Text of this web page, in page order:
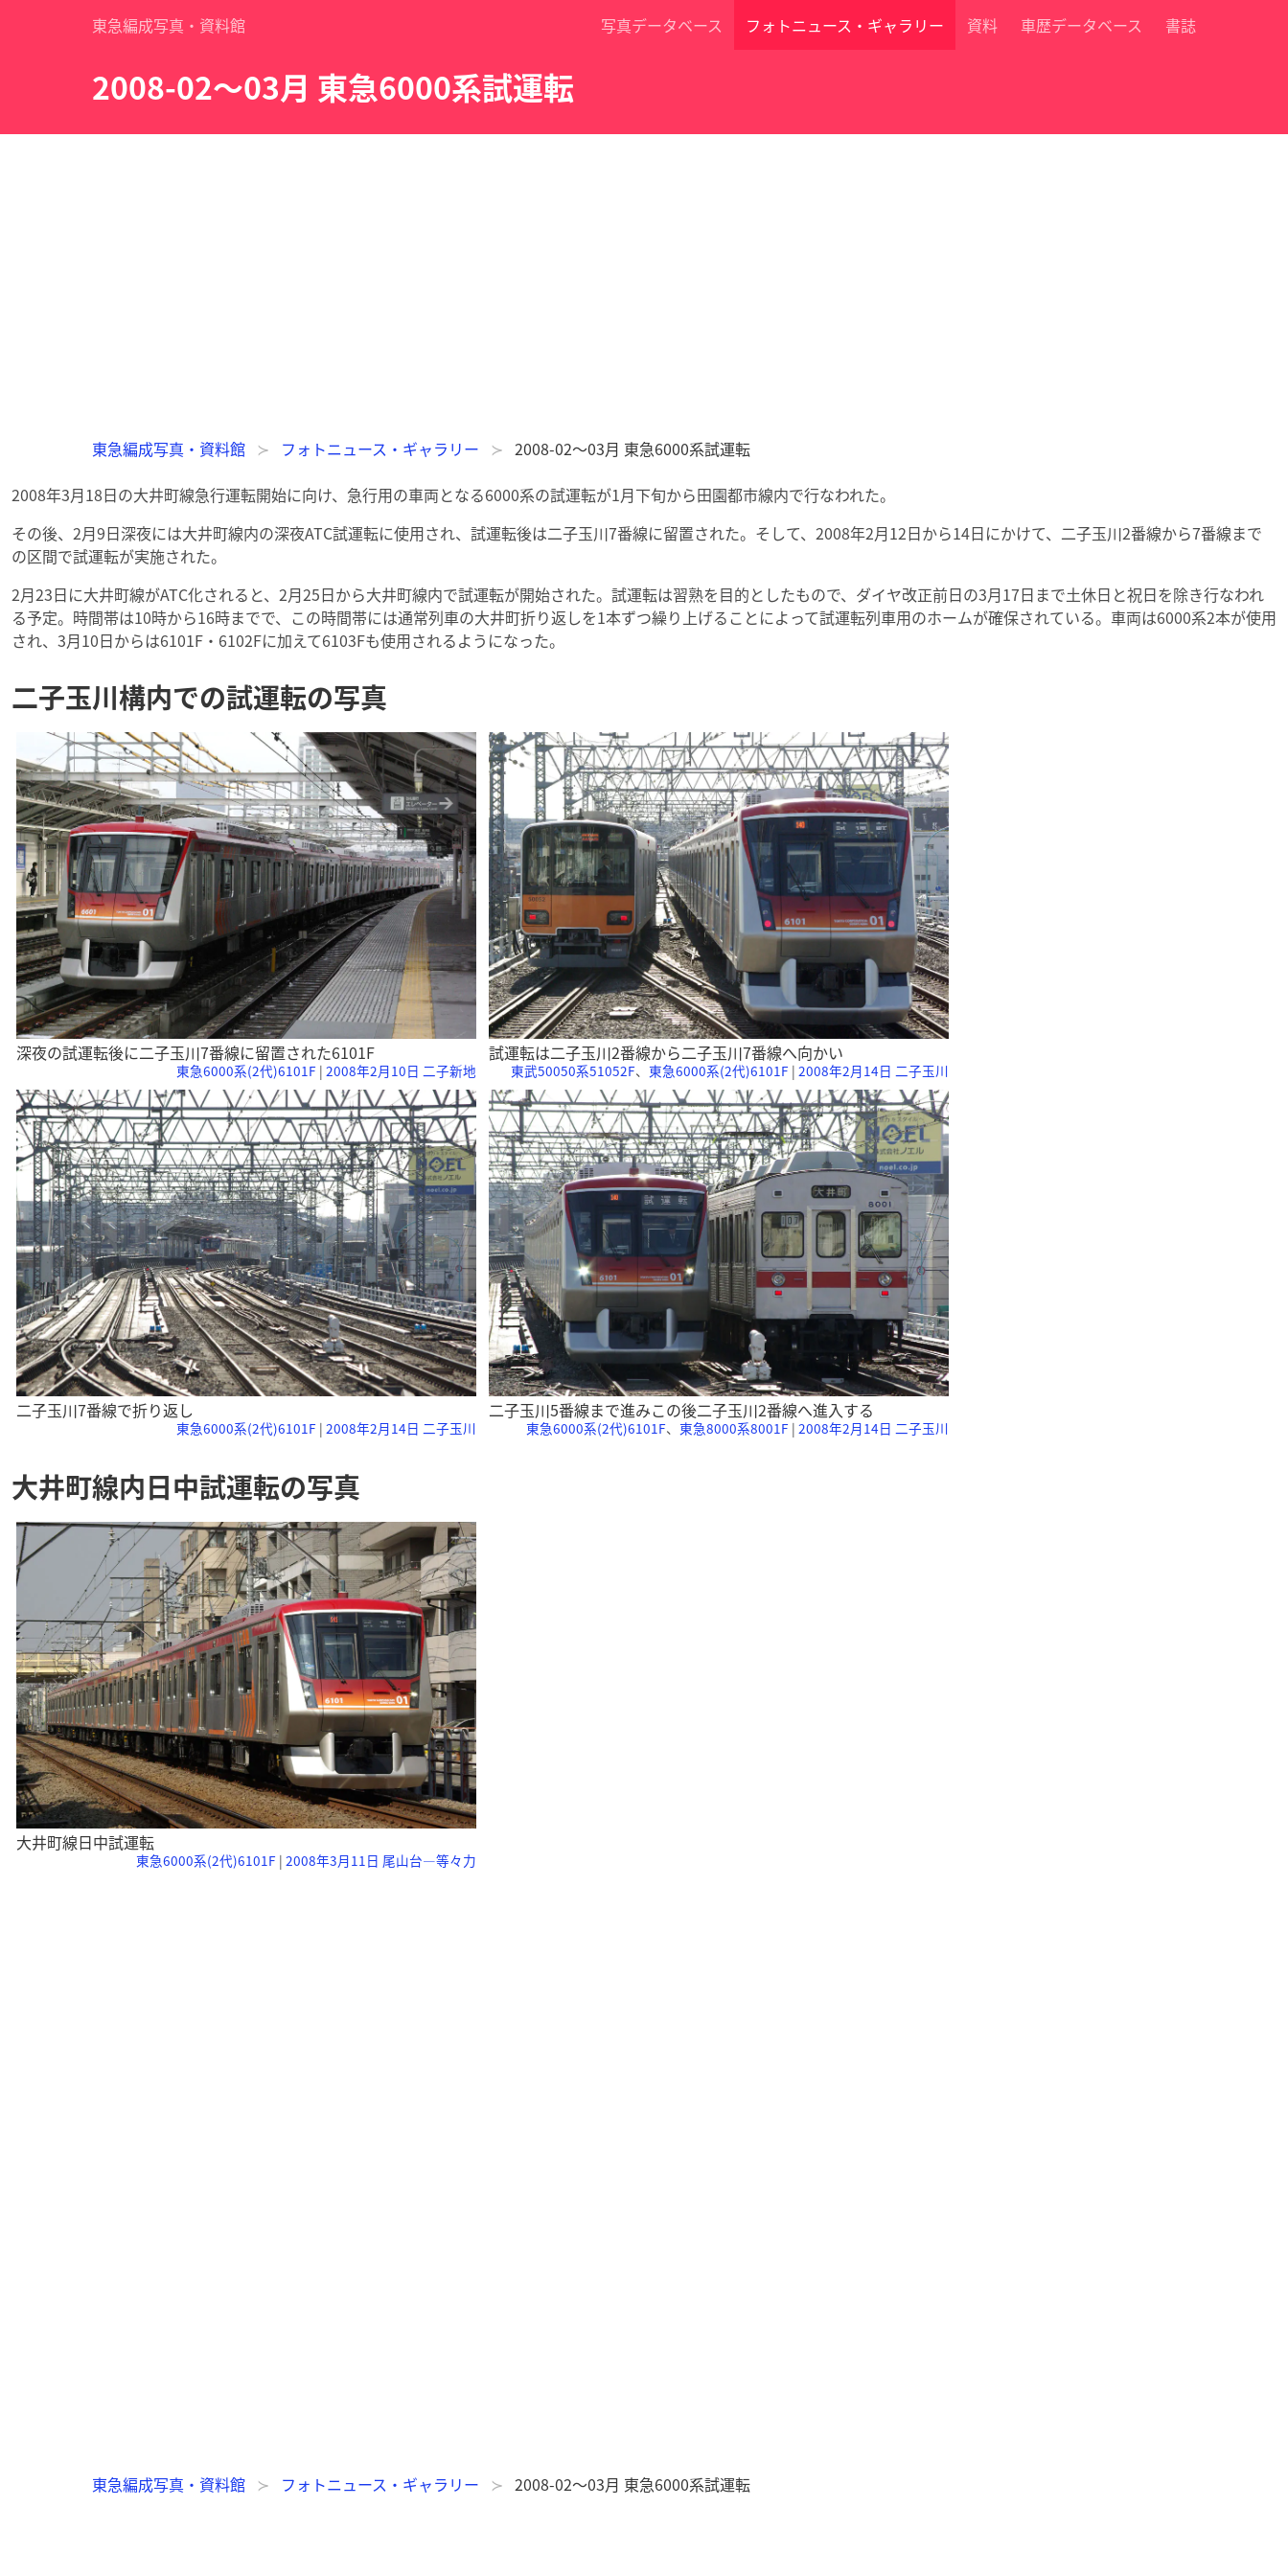
東急編成写真・資料館 写真データベース フォトニュース・ギャラリー 資料 車歴データベース 書誌
2008-02～03月 東急6000系試運転
東急編成写真・資料館 フォトニュース・ギャラリー
2008-02～03月 東急6000系試運転
2008年3月18日の大井町線急行運転開始に向け、急行用の車両となる6000系の試運転が1月下旬から田園都市線内で行なわれた。
その後、2月9日深夜には大井町線内の深夜ATC試運転に使用され、試運転後は二子玉川7番線に留置された。そして、2008年2月12日から14日にかけて、二子玉川2番線から7番線まで
の区間で試運転が実施された。
2月23日に大井町線がATC化されると、2月25日から大井町線内で試運転が開始された。試運転は習熟を目的としたもので、ダイヤ改正前日の3月17日まで土休日と祝日を除き行なわれ
る予定。時間帯は10時から16時までで、この時間帯には通常列車の大井町折り返しを1本ずつ繰り上げることによって試運転列車用のホームが確保されている。車両は6000系2本が使用
され、3月10日からは6101F・6102Fに加えて6103Fも使用されるようになった。
二子玉川構内での試運転の写真
深夜の試運転後に二子玉川7番線に留置された6101F
東急6000系(2代)6101F| 2008年2月10日 二子新地
試運転は二子玉川2番線から二子玉川7番線へ向かい
東武50050系51052F、東急6000系(2代)6101F |2008年2月14日 二子玉川
二子玉川7番線で折り返し
東急6000系(2代)6101F| 2008年2月14日 二子玉川
二子玉川5番線まで進みこの後二子玉川2番線へ進入する
東急6000系(2代)6101F、東急8000系8001F |2008年2月14日 二子玉川
大井町線内日中試運転の写真
大井町線日中試運転
東急6000系(2代)6101F| 2008年3月11日 尾山台―等々力
東急編成写真・資料館 フォトニュース・ギャラリー 2008-02～03月 東急6000系試運転